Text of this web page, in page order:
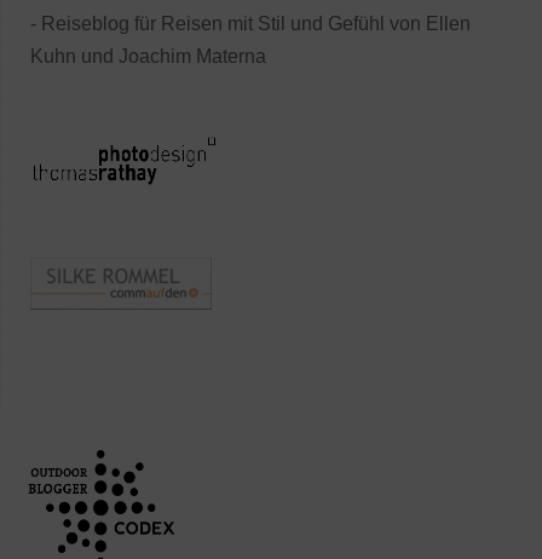
- Reiseblog für Reisen mit Stil und Gefühl von Ellen
Kuhn und Joachim Materna